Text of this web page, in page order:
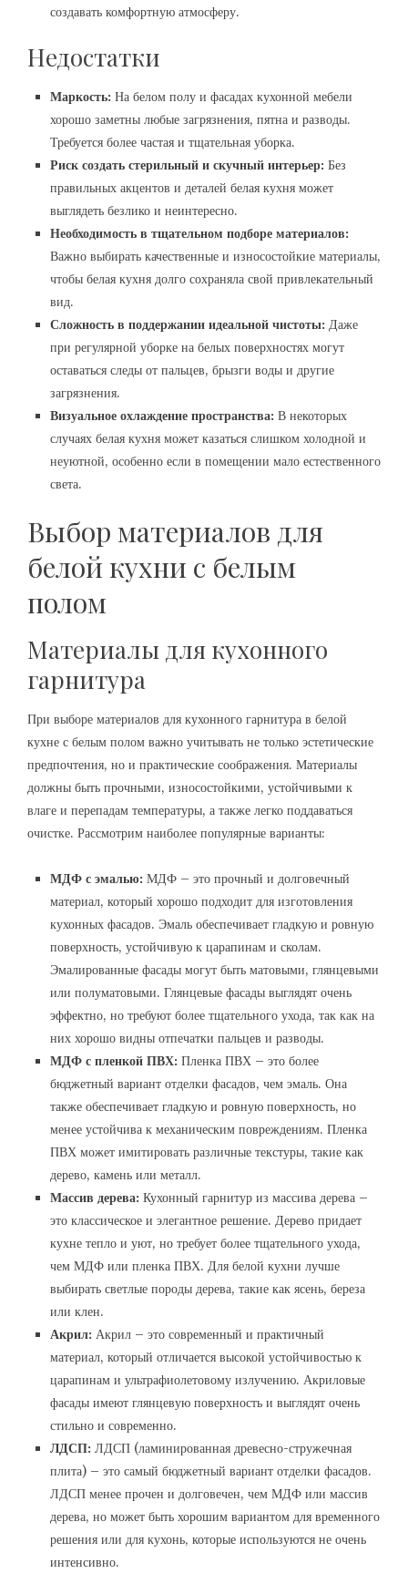
создавать комфортную атмосферу.
Недостатки
Маркость: На белом полу и фасадах кухонной мебели
хорошо заметны любые загрязнения, пятна и разводы.
Требуется более частая и тщательная уборка.
Риск создать стерильный и скучный интерьер: Без
правильных акцентов и деталей белая кухня может
выглядеть безлико и неинтересно.
Необходимость в тщательном подборе материалов:
Важно выбирать качественные и износостойкие материалы,
чтобы белая кухня долго сохраняла свой привлекательный
вид.
Сложность в поддержании идеальной чистоты: Даже
при регулярной уборке на белых поверхностях могут
оставаться следы от пальцев, брызги воды и другие
загрязнения.
Визуальное охлаждение пространства: В некоторых
случаях белая кухня может казаться слишком холодной и
неуютной, особенно если в помещении мало естественного
света.
Выбор материалов для
белой кухни с белым
полом
Материалы для кухонного
гарнитура
При выборе материалов для кухонного гарнитура в белой
кухне с белым полом важно учитывать не только эстетические
предпочтения, но и практические соображения. Материалы
должны быть прочными, износостойкими, устойчивыми к
влаге и перепадам температуры, а также легко поддаваться
очистке. Рассмотрим наиболее популярные варианты:
МДФ с эмалью: МДФ – это прочный и долговечный
материал, который хорошо подходит для изготовления
кухонных фасадов. Эмаль обеспечивает гладкую и ровную
поверхность, устойчивую к царапинам и сколам.
Эмалированные фасады могут быть матовыми, глянцевыми
или полуматовыми. Глянцевые фасады выглядят очень
эффектно, но требуют более тщательного ухода, так как на
них хорошо видны отпечатки пальцев и разводы.
МДФ с пленкой ПВХ: Пленка ПВХ – это более
бюджетный вариант отделки фасадов, чем эмаль. Она
также обеспечивает гладкую и ровную поверхность, но
менее устойчива к механическим повреждениям. Пленка
ПВХ может имитировать различные текстуры, такие как
дерево, камень или металл.
Массив дерева: Кухонный гарнитур из массива дерева –
это классическое и элегантное решение. Дерево придает
кухне тепло и уют, но требует более тщательного ухода,
чем МДФ или пленка ПВХ. Для белой кухни лучше
выбирать светлые породы дерева, такие как ясень, береза
или клен.
Акрил: Акрил – это современный и практичный
материал, который отличается высокой устойчивостью к
царапинам и ультрафиолетовому излучению. Акриловые
фасады имеют глянцевую поверхность и выглядят очень
стильно и современно.
ЛДСП: ЛДСП (ламинированная древесно-стружечная
плита) – это самый бюджетный вариант отделки фасадов.
ЛДСП менее прочен и долговечен, чем МДФ или массив
дерева, но может быть хорошим вариантом для временного
решения или для кухонь, которые используются не очень
интенсивно.